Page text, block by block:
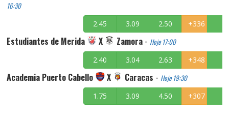
16:30
2.45 3.09 2.50 +336
Estudiantes de Merida X Zamora - Hoje 17:00
2.40 3.04 2.63 +348
Academia Puerto Cabello X Caracas - Hoje 19:30
1.75 3.09 4.50 +307